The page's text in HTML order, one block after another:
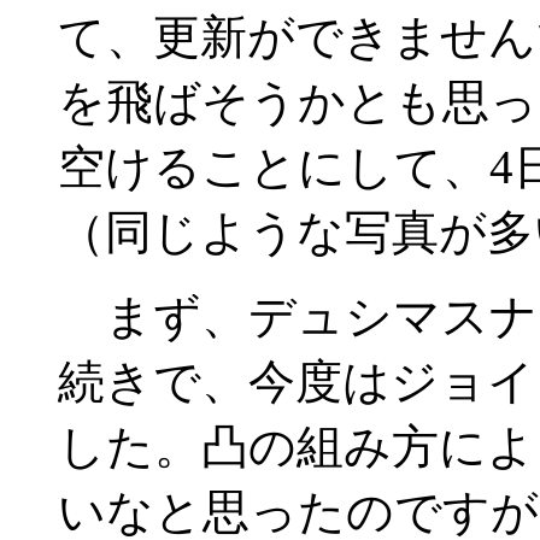
て、更新ができませ
を飛ばそうかとも思
空けることにして、4
（同じような写真が
まず、デュシマス
続きで、今度はジョ
した。凸の組み方に
いなと思ったのです